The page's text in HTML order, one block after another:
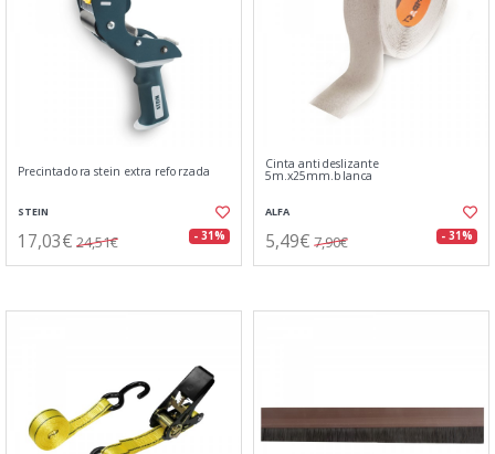
Precintadora stein extra reforzada
STEIN
17,03€ 24,51€ - 31%
Cinta antideslizante
5m.x25mm.blanca
ALFA
5,49€ 7,90€ - 31%